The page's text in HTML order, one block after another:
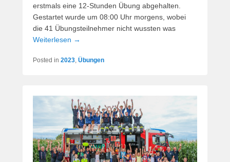
erstmals eine 12-Stunden Übung abgehalten.
Gestartet wurde um 08:00 Uhr morgens, wobei
die 41 Übungsteilnehmer nicht wussten was
Weiterlesen →
Posted in 2023, Übungen